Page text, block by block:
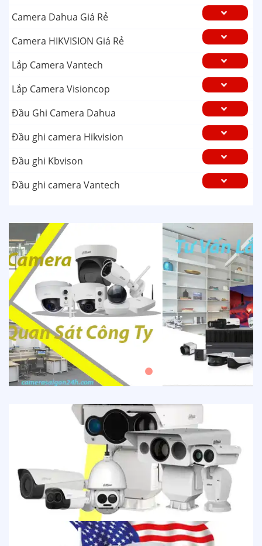
Camera Dahua Giá Rẻ
Camera HIKVISION Giá Rẻ
Lắp Camera Vantech
Lắp Camera Visioncop
Đầu Ghi Camera Dahua
Đầu ghi camera Hikvision
Đầu ghi Kbvison
Đầu ghi camera Vantech